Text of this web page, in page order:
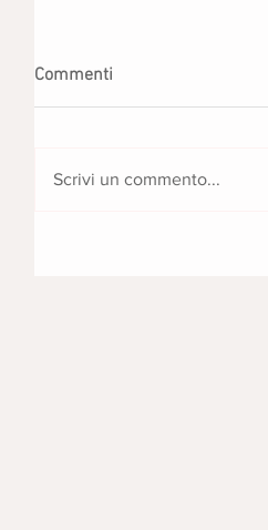
Commenti
Scrivi un commento...